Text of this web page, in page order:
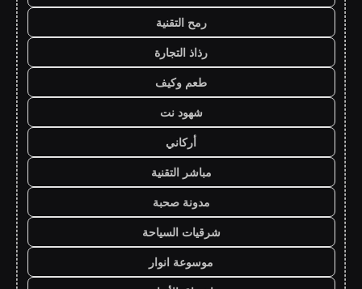
رمح التقنية
رذاذ التجارة
طعم وكيف
شهود نت
أركاني
مباشر التقنية
مدونة صحبة
شرقيات السياحة
موسوعة انوار